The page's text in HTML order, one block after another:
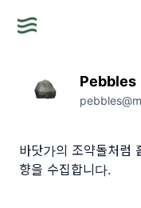
Pebbles
바닷가의 조약돌처럼
향을 수집합니다.